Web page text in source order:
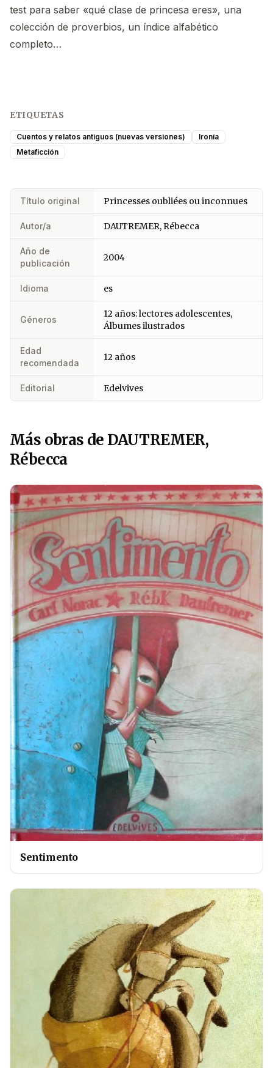
test para saber «qué clase de princesa eres», una
colección de proverbios, un índice alfabético
completo…
ETIQUETAS
Cuentos y relatos antiguos (nuevas versiones)
Ironía
Metaficción
Título original Princesses oubliées ou inconnues
Autor/a DAUTREMER, Rébecca
Año de
publicación
2004
Idioma es
Géneros
12 años: lectores adolescentes,
Álbumes ilustrados
Edad
recomendada
12 años
Editorial Edelvives
Más obras de DAUTREMER,
Rébecca
Sentimento